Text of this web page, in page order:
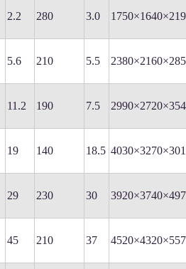
2.2 280 3.0
5.6 210 5.5
11.2 190 7.5
19 140 18.5
29 230 30
45 210 37